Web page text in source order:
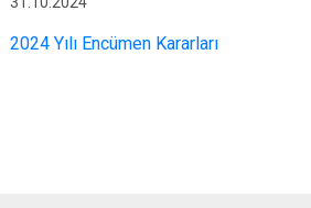
2024 Yılı Encümen Kararları